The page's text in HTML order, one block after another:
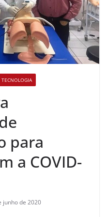
TECNOLOGIA
para
a COVID-
junho de 2020